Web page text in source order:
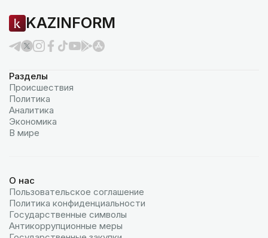
KAZINFORM
Разделы
Происшествия
Политика
Аналитика
Экономика
В мире
О нас
Пользовательское соглашение
Политика конфиденциальности
Государственные символы
Антикоррупционные меры